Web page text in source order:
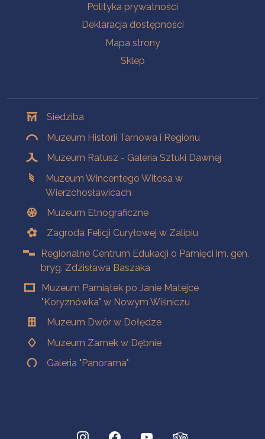
Polityka prywatności
Deklaracja dostępności
Mapa strony
Sklep
Siedziba
Muzeum Historii Tarnowa i Regionu
Muzeum Ratusz - Galeria Sztuki Dawnej
Muzeum Wincentego Witosa w
Wierzchosławicach
Muzeum Etnograficzne
Zagroda Felicji Curyłowej w Zalipiu
Regionalne Centrum Edukacji o Pamięci im. gen.
bryg. Zdzisława Baszaka
Muzeum Pamiątek po Janie Matejce
"Koryznówka" w Nowym Wiśniczu
Muzeum Dwór w Dołędze
Muzeum Zamek w Dębnie
Galeria "Panorama"